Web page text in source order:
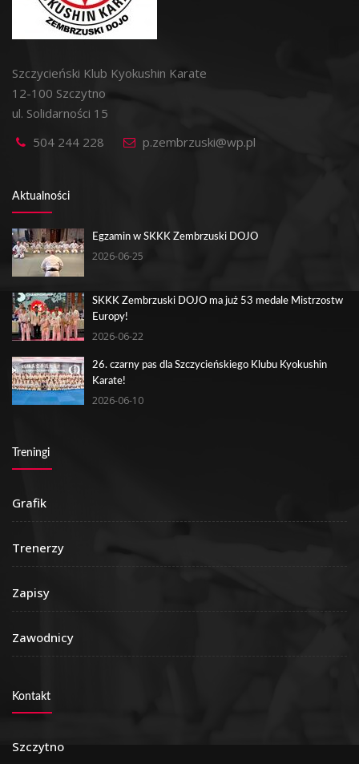
Szczycieński Klub Kyokushin Karate
12-100 Szczytno
ul. Solidarności 15
504 244 228
p.zembrzuski@wp.pl
Aktualności
Egzamin w SKKK Zembrzuski DOJO
2026-06-25
SKKK Zembrzuski DOJO ma już 53 medale Mistrzostw
Europy!
2026-06-22
26. czarny pas dla Szczycieńskiego Klubu Kyokushin
Karate!
2026-06-10
Treningi
Grafik
Trenerzy
Zapisy
Zawodnicy
Kontakt
Szczytno